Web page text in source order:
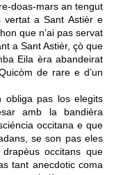
doas-mars an tengut
vertat a Sant Astièr e
que n’ai pas servat
a Sant Astièr, çò que
Eila èra abandeirat
de rare e d’un
pas los elegits
amb la bandièra
occitana e que
se son pas eles
occitans que
tant anecdotic coma